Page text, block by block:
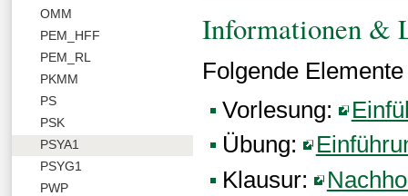
OMM
PEM_HFF
PEM_RL
PKMM
PS
PSK
PSYA1
PSYG1
PWP
Informationen &
Folgende
Vorlesung:
Übung:
Klausur: